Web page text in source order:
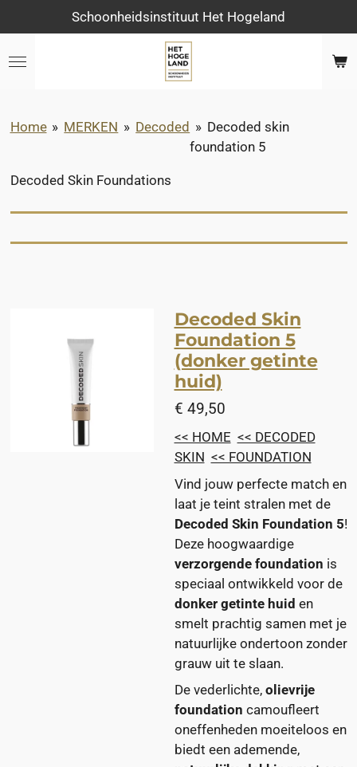
direct
naar
Schoonheidsinstituut Het Hogeland
Home » MERKEN » Decoded » Decoded skin
foundation 5
Decoded Skin Foundations
Decoded Skin
Foundation 5
(donker getinte
huid)
€ 49,50
<< HOME << DECODED
SKIN << FOUNDATION
Vind jouw perfecte match en
laat je teint stralen met de
Decoded Skin Foundation 5!
Deze hoogwaardige
verzorgende foundation is
speciaal ontwikkeld voor de
donker getinte huid en
smelt prachtig samen met je
natuurlijke ondertoon zonder
grauw uit te slaan.
De vederlichte, olievrije
foundation camoufleert
oneffenheden moeiteloos en
biedt een ademende,